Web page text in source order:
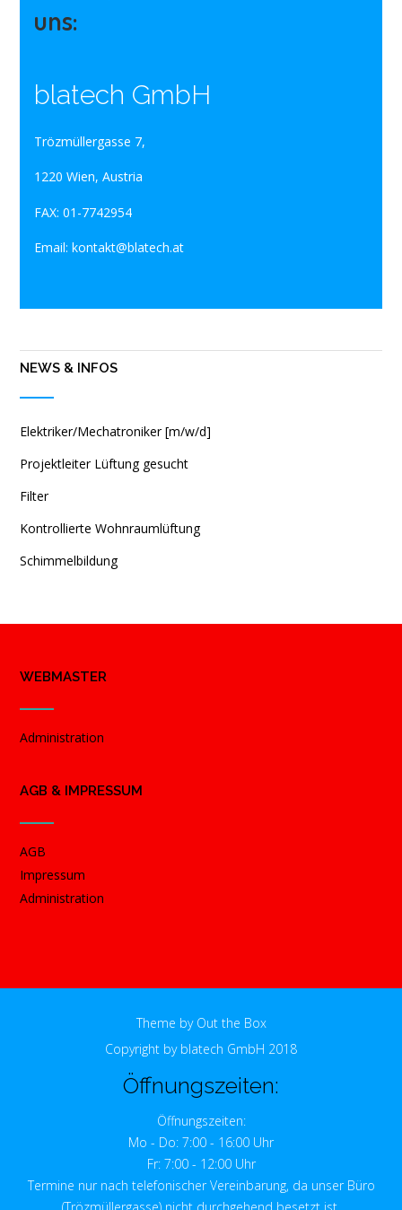
uns:
blatech GmbH
Trözmüllergasse 7,
1220 Wien, Austria
FAX: 01-7742954
Email: kontakt@blatech.at
NEWS & INFOS
Elektriker/Mechatroniker [m/w/d]
Projektleiter Lüftung gesucht
Filter
Kontrollierte Wohnraumlüftung
Schimmelbildung
WEBMASTER
Administration
AGB & IMPRESSUM
AGB
Impressum
Administration
Theme by Out the Box
Copyright by blatech GmbH 2018
Öffnungszeiten:
Öffnungszeiten:
Mo - Do: 7:00 - 16:00 Uhr
Fr: 7:00 - 12:00 Uhr
Termine nur nach telefonischer Vereinbarung, da unser Büro